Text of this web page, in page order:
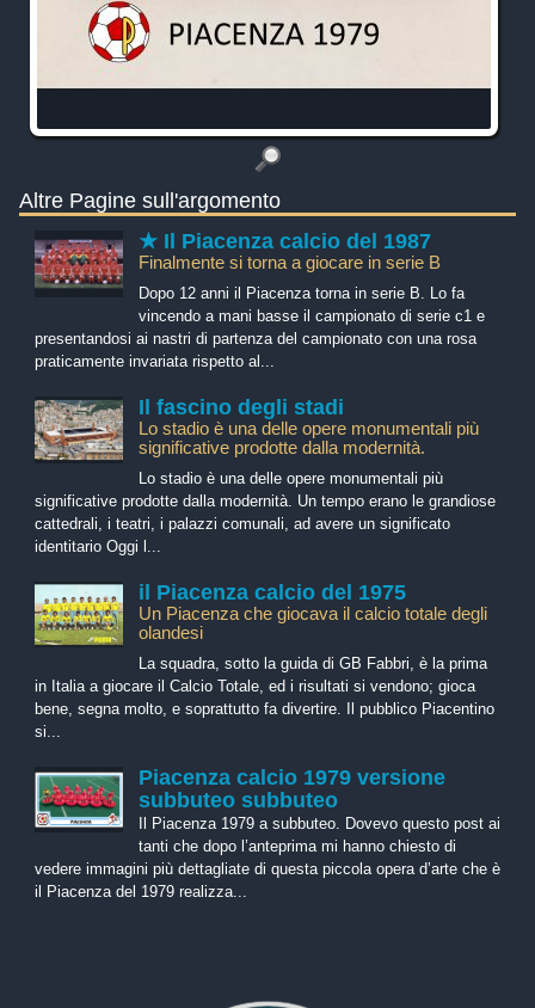
Altre Pagine sull'argomento
★ Il Piacenza calcio del 1987
Finalmente si torna a giocare in serie B
Dopo 12 anni il Piacenza torna in serie B. Lo fa
vincendo a mani basse il campionato di serie c1 e
presentandosi ai nastri di partenza del campionato con una rosa
praticamente invariata rispetto al...
Il fascino degli stadi
Lo stadio è una delle opere monumentali più
significative prodotte dalla modernità.
Lo stadio è una delle opere monumentali più
significative prodotte dalla modernità. Un tempo erano le grandiose
cattedrali, i teatri, i palazzi comunali, ad avere un significato
identitario Oggi l...
il Piacenza calcio del 1975
Un Piacenza che giocava il calcio totale degli
olandesi
La squadra, sotto la guida di GB Fabbri, è la prima
in Italia a giocare il Calcio Totale, ed i risultati si vendono; gioca
bene, segna molto, e soprattutto fa divertire. Il pubblico Piacentino
si...
Piacenza calcio 1979 versione
subbuteo subbuteo
Il Piacenza 1979 a subbuteo. Dovevo questo post ai
tanti che dopo l’anteprima mi hanno chiesto di
vedere immagini più dettagliate di questa piccola opera d’arte che è
il Piacenza del 1979 realizza...